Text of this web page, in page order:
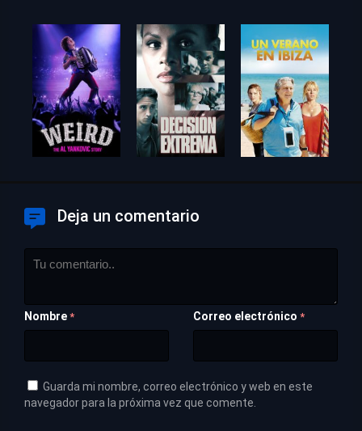
Deja un comentario
Nombre * Correo electrónico *
Guarda mi nombre, correo electrónico y web en este
navegador para la próxima vez que comente.